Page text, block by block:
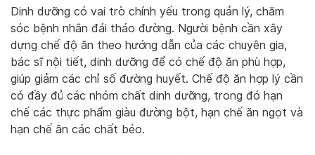
Dinh dưỡng có vai trò chính yếu trong quản lý, chăm
sóc bệnh nhân đái tháo đường. Người bệnh cần xây
dựng chế độ ăn theo hướng dẫn của các chuyên gia,
bác sĩ nội tiết, dinh dưỡng để có chế độ ăn phù hợp,
giúp giảm các chỉ số đường huyết. Chế độ ăn hợp lý cần
có đầy đủ các nhóm chất dinh dưỡng, trong đó hạn
chế các thực phẩm giàu đường bột, hạn chế ăn ngọt và
hạn chế ăn các chất béo.